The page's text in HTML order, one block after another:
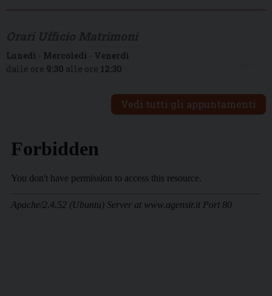
Lunedì - Mercoledì - Venerdì
dalle ore 9:30 alle ore 12:30
Vedi tutti gli appuntamenti